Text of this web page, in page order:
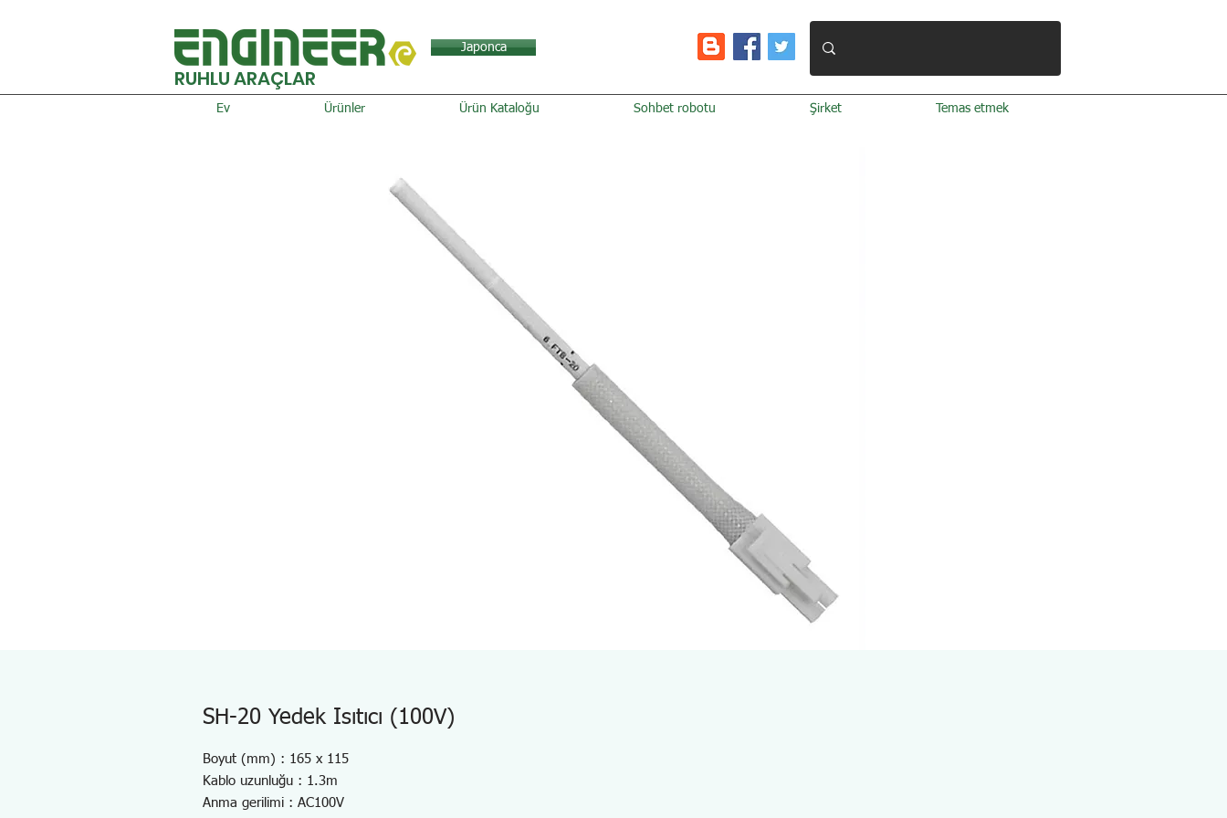
Japonca
RUHLU ARAÇLAR
Ev Ürünler Ürün Kataloğu Sohbet robotu Şirket Temas etmek
SH-20 Yedek Isıtıcı (100V)
Boyut (mm) : 165 x 115
Kablo uzunluğu : 1.3m
Anma gerilimi : AC100V